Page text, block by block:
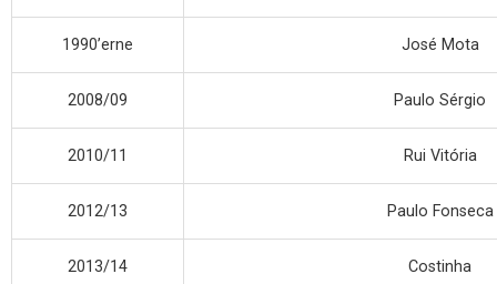
1990’erne José Mota
2008/09 Paulo Sérgio
2010/11 Rui Vitória
2012/13 Paulo Fonseca
2013/14 Costinha